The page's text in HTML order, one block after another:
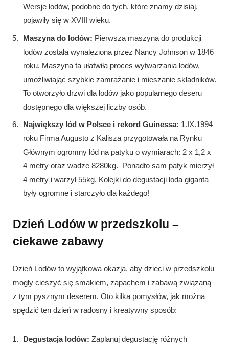
Wersje lodów, podobne do tych, które znamy dzisiaj,
pojawiły się w XVIII wieku.
Maszyna do lodów: Pierwsza maszyna do produkcji
lodów została wynaleziona przez Nancy Johnson w 1846
roku. Maszyna ta ułatwiła proces wytwarzania lodów,
umożliwiając szybkie zamrażanie i mieszanie składników.
To otworzyło drzwi dla lodów jako popularnego deseru
dostępnego dla większej liczby osób.
Największy lód w Polsce i rekord Guinessa: 1.IX.1994
roku Firma Augusto z Kalisza przygotowała na Rynku
Głównym ogromny lód na patyku o wymiarach: 2 x 1,2 x
4 metry oraz wadze 8280kg. Ponadto sam patyk mierzył
4 metry i warzył 55kg. Kolejki do degustacji loda giganta
były ogromne i starczyło dla każdego!
Dzień Lodów w przedszkolu –
ciekawe zabawy
Dzień Lodów to wyjątkowa okazja, aby dzieci w przedszkolu
mogły cieszyć się smakiem, zapachem i zabawą związaną
z tym pysznym deserem. Oto kilka pomysłów, jak można
spędzić ten dzień w radosny i kreatywny sposób:
Degustacja lodów: Zaplanuj degustację różnych